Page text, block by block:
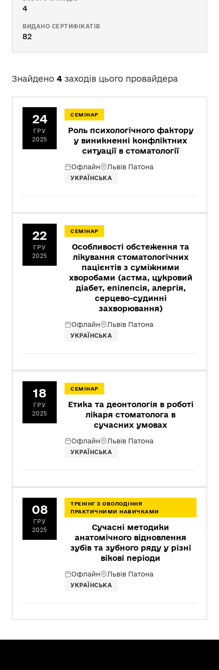
4
ВИДАНО СЕРТИФІКАТІВ
82
Знайдено 4 заходів цього провайдера
24
ГРУ
2025
СЕМІНАР
Роль психологічного фактору
у виникненні конфліктних
ситуації в стоматології
Офлайн Львів Патона
УКРАЇНСЬКА
22
ГРУ
2025
СЕМІНАР
Особливості обстеження та
лікування стоматологічних
пацієнтів з суміжними
хворобами (астма, цукровий
діабет, епілепсія, алергія,
серцево-судинні
захворювання)
Офлайн Львів Патона
УКРАЇНСЬКА
18
ГРУ
2025
СЕМІНАР
Етика та деонтологія в роботі
лікаря стоматолога в
сучасних умовах
Офлайн Львів Патона
УКРАЇНСЬКА
08
ГРУ
2025
ТРЕНІНГ З ОВОЛОДІННЯ
ПРАКТИЧНИМИ НАВИЧКАМИ
Сучасні методики
анатомічного відновлення
зубів та зубного ряду у різні
вікові періоди
Офлайн Львів Патона
УКРАЇНСЬКА